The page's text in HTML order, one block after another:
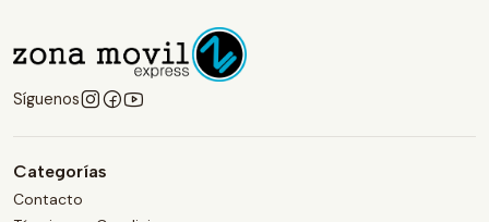
Síguenos
Categorías
Contacto